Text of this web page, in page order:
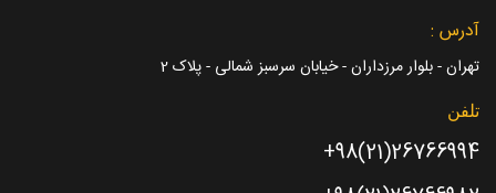
آدرس :
تهران - بلوار مرزداران - خیابان سرسبز شمالی - پلاک 2
تلفن
26766994(21)98+